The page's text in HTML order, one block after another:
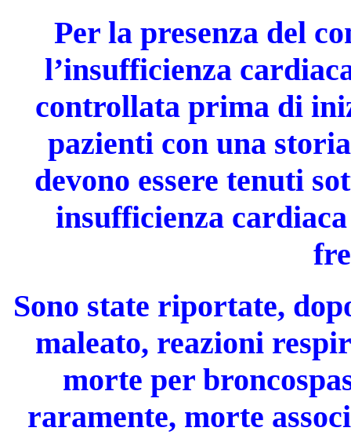
Per la presenza del
l’insufficienza
controllata prima di
pazienti con una
devono essere tenuti
insufficienza
Sono state riportate,
maleato, reazioni
morte per
raramente, morte